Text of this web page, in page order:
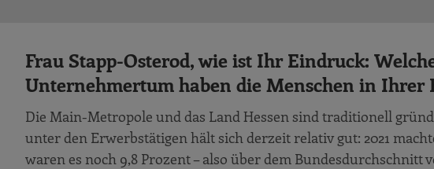
Frau Stapp-Osterod, wie ist Ihr Eindruck:
Unternehmertum haben die Menschen in Ihrer
Die Main-Metropole und das Land Hessen sind traditionell
unter den Erwerbstätigen hält sich derzeit relativ gut: 2021
waren es noch 9,8 Prozent – also über dem Bundesdurchschnitt